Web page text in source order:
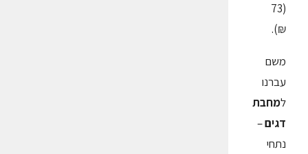
(73
₪).
משם
עברנו
למחבת
דגים–
נתחי